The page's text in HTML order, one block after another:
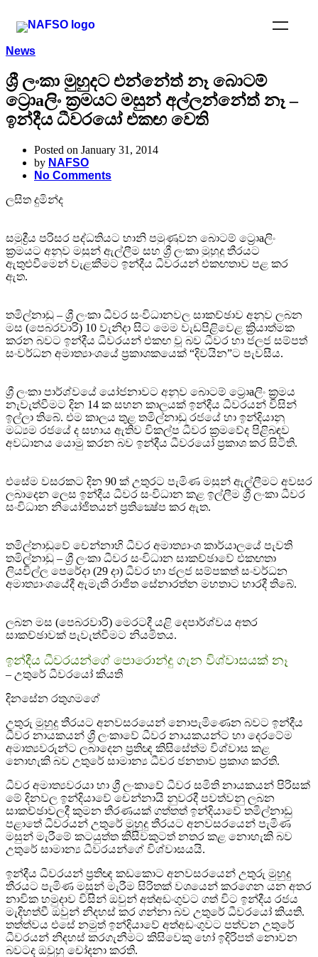
News
ශ්‍රී ලංකා මුහුදට එන්නේත් නෑ බොටම්
ට්‍රොaලිං ක්‍රමයට මසුන් අල්ලන්නේත් නෑ –
ඉන්දීය ධීවරයෝ එකඟ වෙති
Posted on January 31, 2014
by NAFSO
No Comments
ලසිත දුමින්ද
සමුද්‍රීය පරිසර පද්ධතියට හානි පමුණුවන බොටම් ට්‍රොaලිං
ක්‍රමයට අනුව මසුන් ඇල්ලීම සහ ශ්‍රී ලංකා මුහුදු තීරයට
ඇතුළුවීමෙන් වැළකීමට ඉන්දීය ධීවරයන් එකඟතාව පළ කර
ඇත.
තමිල්නාඩු – ශ්‍රී ලංකා ධීවර සංවිධානවල සාකච්ඡාව අනුව ලබන
මස (පෙබරවාරි) 10 වැනිදා සිට මෙම වැඩපිළිවෙළ ක්‍රියාත්මක
කරන බවට ඉන්දීය ධීවරයන් එකඟ වූ බව ධීවර හා ජලජ සම්පත්
සංවර්ධන අමාත්‍යාංශයේ ප්‍රකාශකයෙක්‌ “දිවයින”ට පැවසීය.
ශ්‍රී ලංකා පාර්ශ්වයේ යෝජනාවට අනුව බොටම් ට්‍රොaලිං ක්‍රමය
නැවැත්වීමට දින 14 ක සහන කාලයක්‌ ඉන්දීය ධීවරයන් විසින්
ඉල්ලා තිබේ. එම කාලය තුළ තමිල්නාඩු රජයේ හා ඉන්දියානු
මධ්‍යම රජයේ ද සහාය ඇතිව විකල්ප ධීවර ක්‍රමවේද පිළිබඳව
අවධානය යොමු කරන බව ඉන්දීය ධීවරයෝ ප්‍රකාශ කර සිටිති.
එසේම වසරකට දින 90 ක්‌ උතුරට පැමිණ මසුන් ඇල්ලීමට අවසර
ලබාදෙන ලෙස ඉන්දීය ධීවර සංවිධාන කළ ඉල්ලීම ශ්‍රී ලංකා ධීවර
සංවිධාන නියෝජිතයන් ප්‍රතික්‍ෂේප කර ඇත.
තමිල්නාඩුවේ චෙන්නාහි ධීවර අමාත්‍යාංශ කාර්යාලයේ පැවති
තමිල්නාඩු – ශ්‍රී ලංකා ධීවර සංවිධාන සාකච්ඡාවේ එකඟතා
ලියවිල්ල පෙරේදා (29 දා) ධීවර හා ජලජ සම්පකත් සංවර්ධන
අමාත්‍යාංශයේදී ඇමැති රාජිත සේනාරත්න මහතාට භාරදී තිබේ.
ලබන මස (පෙබරවාරි) මෙරටදී යළි දෙපාර්ශ්වය අතර
සාකච්ඡාවක්‌ පැවැත්වීමට නියමිතය.
ඉන්දීය ධීවරයන්ගේ පොරොන්දු ගැන විශ්වාසයක්‌ නෑ
– උතුරේ ධීවරයෝ කියති
දිනසේන රතුගමගේ
උතුරු මුහුදු තීරයට අනවසරයෙන් නොපැමිණෙන බවට ඉන්දීය
ධීවර නායකයන් ශ්‍රී ලංකාවේ ධීවර නායකයන්ට හා දෙරටේම
අමාත්‍යවරුන්ට ලබාදෙන ප්‍රතිඥ කිසිසේත්ම විශ්වාස කළ
නොහැකි බව උතුරේ සාමාන්‍ය ධීවර ජනතාව ප්‍රකාශ කරති.
ධීවර අමාත්‍යවරයා හා ශ්‍රී ලංකාවේ ධීවර සමිති නායකයන් පිරිසක්‌
මේ දිනවල ඉන්දියාවේ චෙන්නායි නුවරදී පවත්වනු ලබන
සාකච්ඡාවලදී කුමන තීරණයක්‌ ගත්තත් ඉන්දියාවේ තමිල්නාඩු
පළාතේ ධීවරයන් උතුරේ මුහුදු තීරයට අනවසරයෙන් පැමිණ
මසුන් මැරීමේ කටයුත්ත කිසිවකුටත් නතර කළ නොහැකි බව
උතුරේ සාමාන්‍ය ධීවරයන්ගේ විශ්වාසයයි.
ඉන්දීය ධීවරයන් ප්‍රතිඥ කඩකොට අනවසරයෙන් උතුරු මුහුදු
තීරයට පැමිණ මසුන් මැරීම සිරිතක්‌ වශයෙන් කරගෙන යන අතර
නාවික හමුදාව විසින් ඔවුන් අත්අඩංගුවට ගත් විට ඉන්දීය රජය
මැදිහත්වී ඔවුන් නිදහස්‌ කර ගන්නා බව උතුරේ ධීවරයෝ කියති.
තත්ත්වය එසේ නමුත් ඉන්දියාවේ අත්අඩංගුවට පත්වන උතුරේ
ධීවරයන් නිදහස්‌ කරගැනීමට කිසිවෙකු හෝ ඉදිරිපත් නොවන
බවටද ඔවුහු චෝදනා කරති.